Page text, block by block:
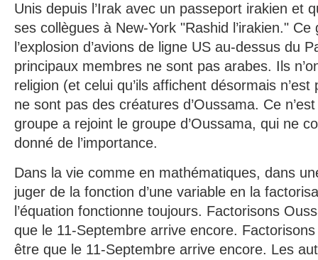
Unis depuis l’Irak avec un passeport irakien et
ses collègues à New-York "Rashid l’irakien."
l’explosion d’avions de ligne US au-dessus du
principaux membres ne sont pas arabes. Ils
religion (et celui qu’ils affichent désormais
ne sont pas des créatures d’Oussama. Ce
groupe a rejoint le groupe d’Oussama, qui ne
donné de l’importance.
Dans la vie comme en mathématiques, dans
juger de la fonction d’une variable en la
l’équation fonctionne toujours. Factorisons
que le 11-Septembre arrive encore.
être que le 11-Septembre arrive encore. Les